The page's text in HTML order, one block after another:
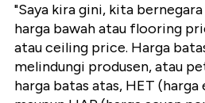
"Saya kira gini, kita
harga bawah atau flooring
atau ceiling price. Harga
melindungi produsen, atau
harga batas atas, HET